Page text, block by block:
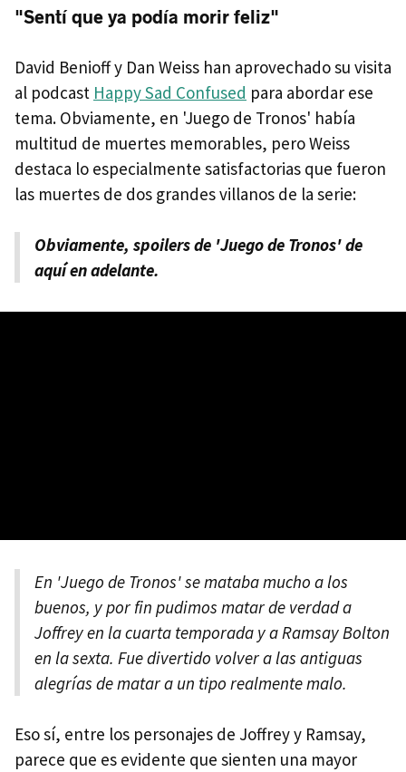
"Sentí que ya podía morir feliz"
David Benioff y Dan Weiss han aprovechado su visita
al podcast Happy Sad Confused para abordar ese
tema. Obviamente, en 'Juego de Tronos' había
multitud de muertes memorables, pero Weiss
destaca lo especialmente satisfactorias que fueron
las muertes de dos grandes villanos de la serie:
Obviamente, spoilers de 'Juego de Tronos' de
aquí en adelante.
En 'Juego de Tronos' se mataba mucho a los
buenos, y por fin pudimos matar de verdad a
Joffrey en la cuarta temporada y a Ramsay Bolton
en la sexta. Fue divertido volver a las antiguas
alegrías de matar a un tipo realmente malo.
Eso sí, entre los personajes de Joffrey y Ramsay,
parece que es evidente que sienten una mayor